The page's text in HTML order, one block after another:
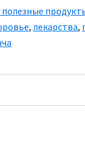
на
лекарства
, лекарства,